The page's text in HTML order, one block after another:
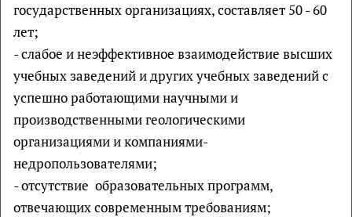
государственных организациях, составляет 50 - 60
лет;
- слабое и неэффективное взаимодействие высших
учебных заведений и других учебных заведений с
успешно работающими научными и
производственными геологическими
организациями и компаниями-
недропользователями;
- отсутствие образовательных программ,
отвечающих современным требованиям;